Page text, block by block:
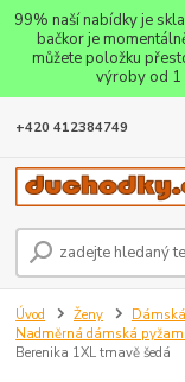
99% naší nabídky je
bačkor je
můžete položku
výroby od 1
+420 412384749
Úvod Ženy
Nadměrná dámská
Berenika 1XL tmavě šedá